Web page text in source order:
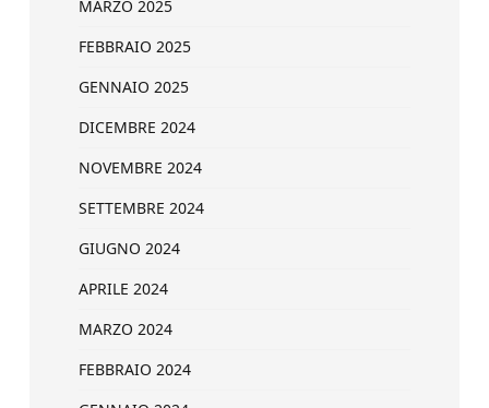
MARZO 2025
FEBBRAIO 2025
GENNAIO 2025
DICEMBRE 2024
NOVEMBRE 2024
SETTEMBRE 2024
GIUGNO 2024
APRILE 2024
MARZO 2024
FEBBRAIO 2024